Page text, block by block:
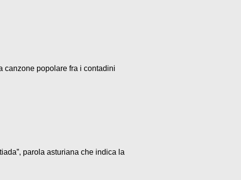
canzone popolare fra i contadini
parola asturiana che indica la